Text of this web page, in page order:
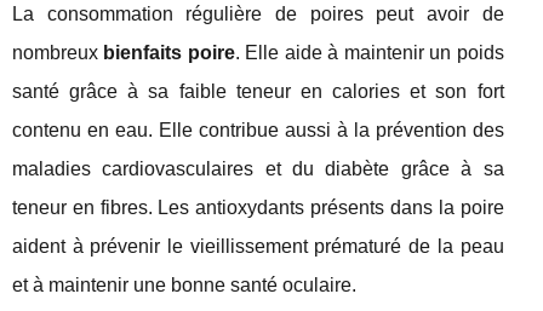
La consommation régulière de poires peut avoir de
nombreux bienfaits poire. Elle aide à maintenir un poids
santé grâce à sa faible teneur en calories et son fort
contenu en eau. Elle contribue aussi à la prévention des
maladies cardiovasculaires et du diabète grâce à sa
teneur en fibres. Les antioxydants présents dans la poire
aident à prévenir le vieillissement prématuré de la peau
et à maintenir une bonne santé oculaire.